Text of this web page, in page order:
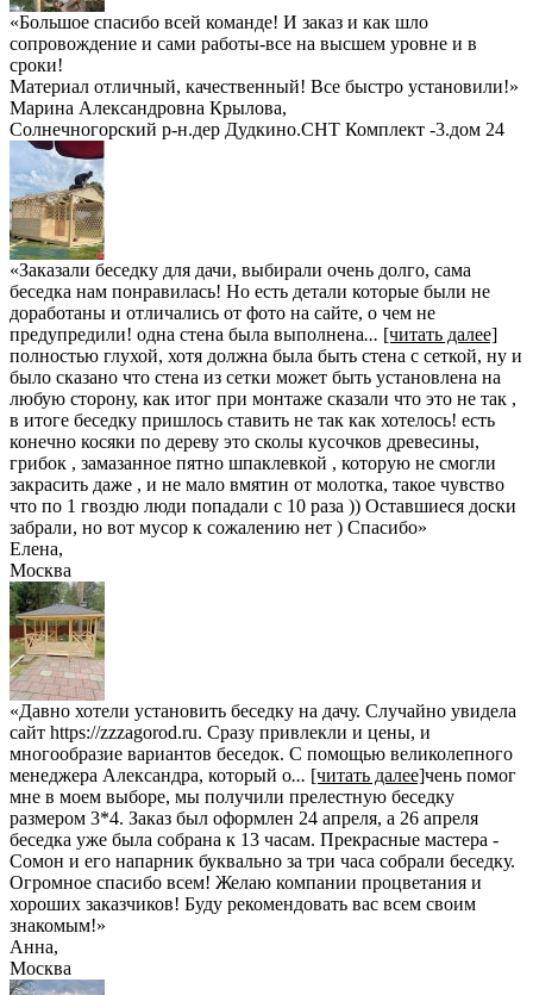
«Большое спасибо всей команде! И заказ и как шло
сопровождение и сами работы-все на высшем уровне и в
сроки!
Материал отличный, качественный! Все быстро установили!»
Марина Александровна Крылова,
Солнечногорский р-н.дер Дудкино.СНТ Комплект -3.дом 24
«Заказали беседку для дачи, выбирали очень долго, сама
беседка нам понравилась! Но есть детали которые были не
доработаны и отличались от фото на сайте, о чем не
предупредили! одна стена была выполнена... [читать далее]
полностью глухой, хотя должна была быть стена с сеткой, ну и
было сказано что стена из сетки может быть установлена на
любую сторону, как итог при монтаже сказали что это не так ,
в итоге беседку пришлось ставить не так как хотелось! есть
конечно косяки по дереву это сколы кусочков древесины,
грибок , замазанное пятно шпаклевкой , которую не смогли
закрасить даже , и не мало вмятин от молотка, такое чувство
что по 1 гвоздю люди попадали с 10 раза )) Оставшиеся доски
забрали, но вот мусор к сожалению нет ) Спасибо»
Елена,
Москва
«Давно хотели установить беседку на дачу. Случайно увидела
сайт https://zzzagorod.ru. Сразу привлекли и цены, и
многообразие вариантов беседок. С помощью великолепного
менеджера Александра, который о... [читать далее]чень помог
мне в моем выборе, мы получили прелестную беседку
размером 3*4. Заказ был оформлен 24 апреля, а 26 апреля
беседка уже была собрана к 13 часам. Прекрасные мастера -
Сомон и его напарник буквально за три часа собрали беседку.
Огромное спасибо всем! Желаю компании процветания и
хороших заказчиков! Буду рекомендовать вас всем своим
знакомым!»
Анна,
Москва